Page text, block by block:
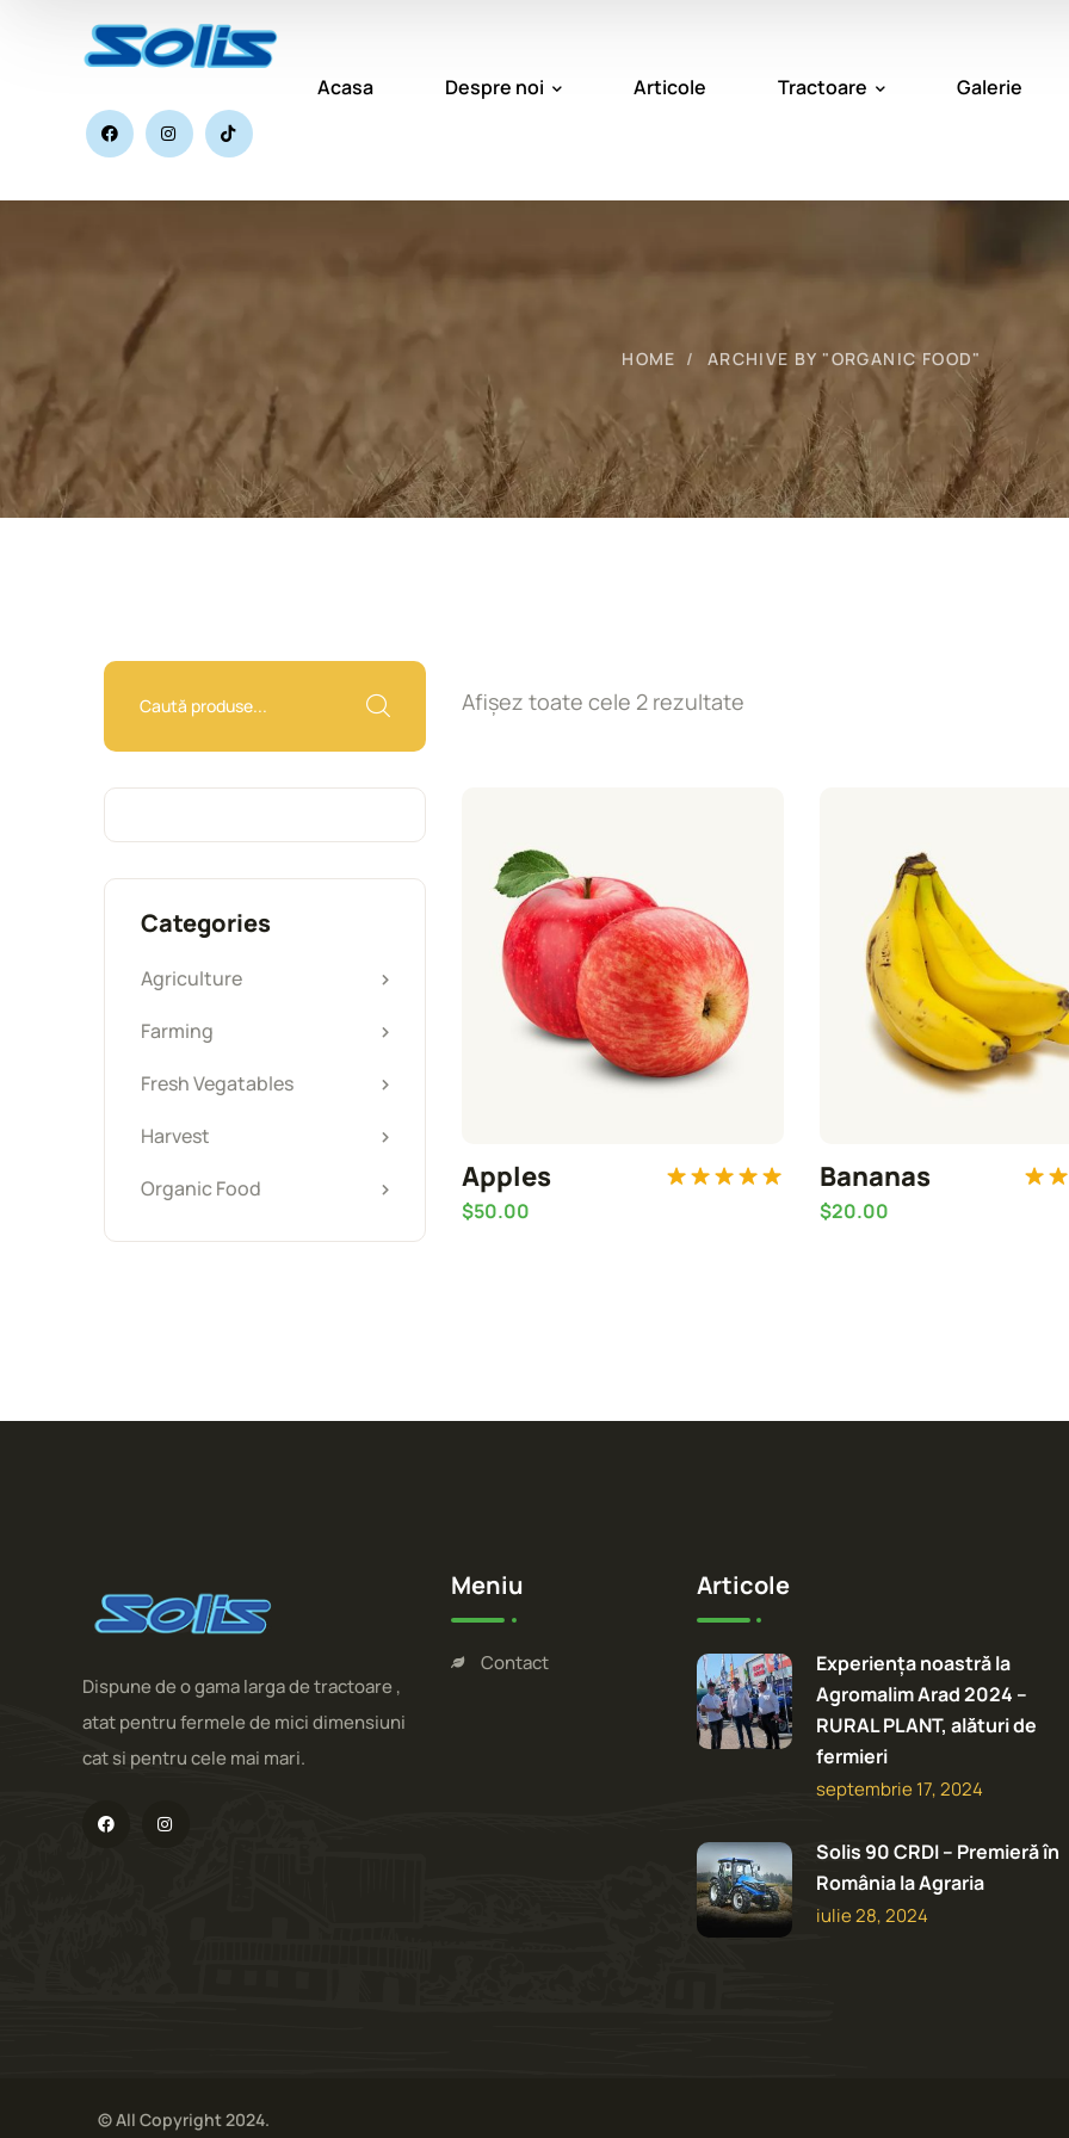
Acasa Despre noi Articole Tractoare Galerie
HOME ARCHIVE BY "ORGANIC FOOD"
Afișez toate cele 2 rezultate
Apples
$50.00
Bananas
$20.00
Categories
Agriculture
Farming
Fresh Vegatables
Harvest
Organic Food
Dispune de o gama larga de tractoare ,
atat pentru fermele de mici dimensiuni
cat si pentru cele mai mari.
Meniu
Contact
Articole
Experiența noastră la
Agromalim Arad 2024 –
RURAL PLANT, alături de
fermieri
septembrie 17, 2024
Solis 90 CRDI – Premieră în
România la Agraria
iulie 28, 2024
© All Copyright 2024.